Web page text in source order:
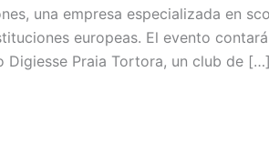
una empresa especializada en
europeas. El evento
Digiesse Praia Tortora, un club de […]